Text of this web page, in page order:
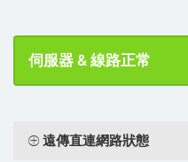
伺服器 & 線路正常
遠傳直連網路狀態